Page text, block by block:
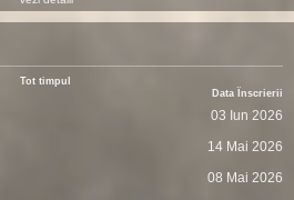
Tot timpul
Data Înscrierii
03 Iun 2026
14 Mai 2026
08 Mai 2026